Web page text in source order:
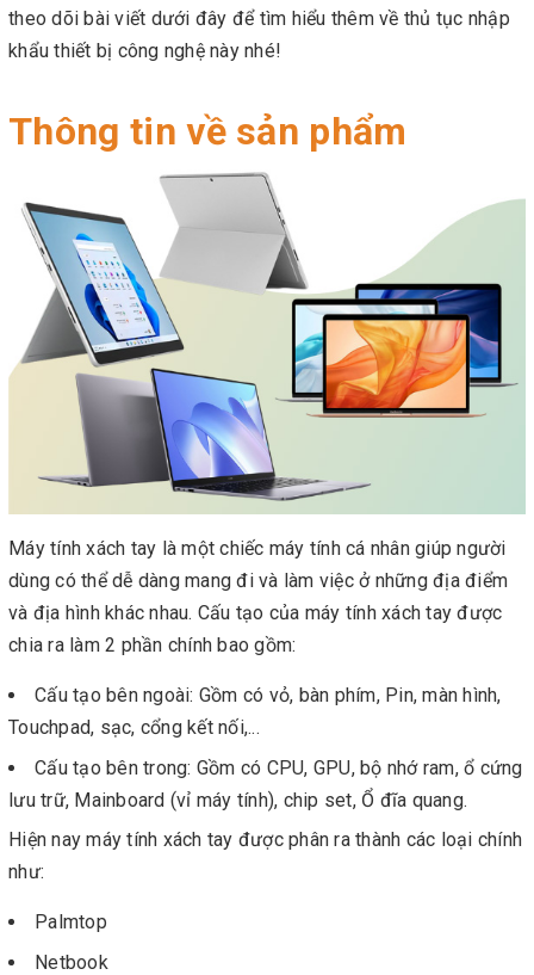
theo dõi bài viết dưới đây để tìm hiểu thêm về thủ tục nhập
khẩu thiết bị công nghệ này nhé!
Thông tin về sản phẩm
Máy tính xách tay là một chiếc máy tính cá nhân giúp người
dùng có thể dễ dàng mang đi và làm việc ở những địa điểm
và địa hình khác nhau. Cấu tạo của máy tính xách tay được
chia ra làm 2 phần chính bao gồm:
Cấu tạo bên ngoài: Gồm có vỏ, bàn phím, Pin, màn hình,
Touchpad, sạc, cổng kết nối,...
Cấu tạo bên trong: Gồm có CPU, GPU, bộ nhớ ram, ổ cứng
lưu trữ, Mainboard (vỉ máy tính), chip set, Ổ đĩa quang.
Hiện nay máy tính xách tay được phân ra thành các loại chính
như:
Palmtop
Netbook